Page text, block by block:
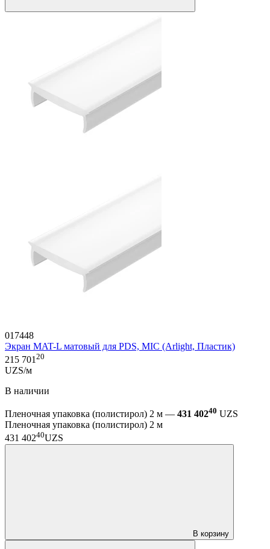
017448
Экран MAT-L матовый для PDS, MIC (Arlight, Пластик)
215 701 20
UZS/м
В наличии
Пленочная упаковка (полистирол) 2 м — 431 40240 UZS
Пленочная упаковка (полистирол) 2 м
431 40240UZS
В корзину